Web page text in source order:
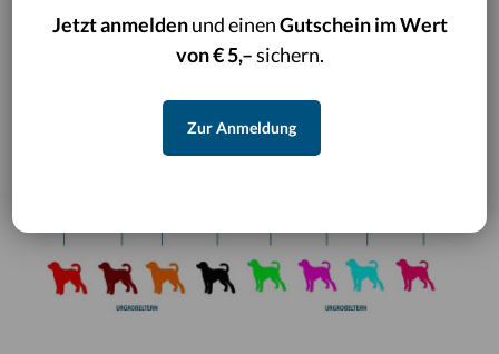
Jetzt anmeldenund einenGutschein im Wert
von € 5,–sichern.
Zur Anmeldung